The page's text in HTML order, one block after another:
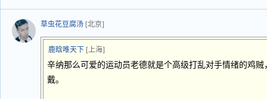
草虫花豆腐汤 [北京]
鹿晗唯天下 [上海]
辛纳那么可爱的运动员老德就是个高级打乱对手情绪的鸡
戴。